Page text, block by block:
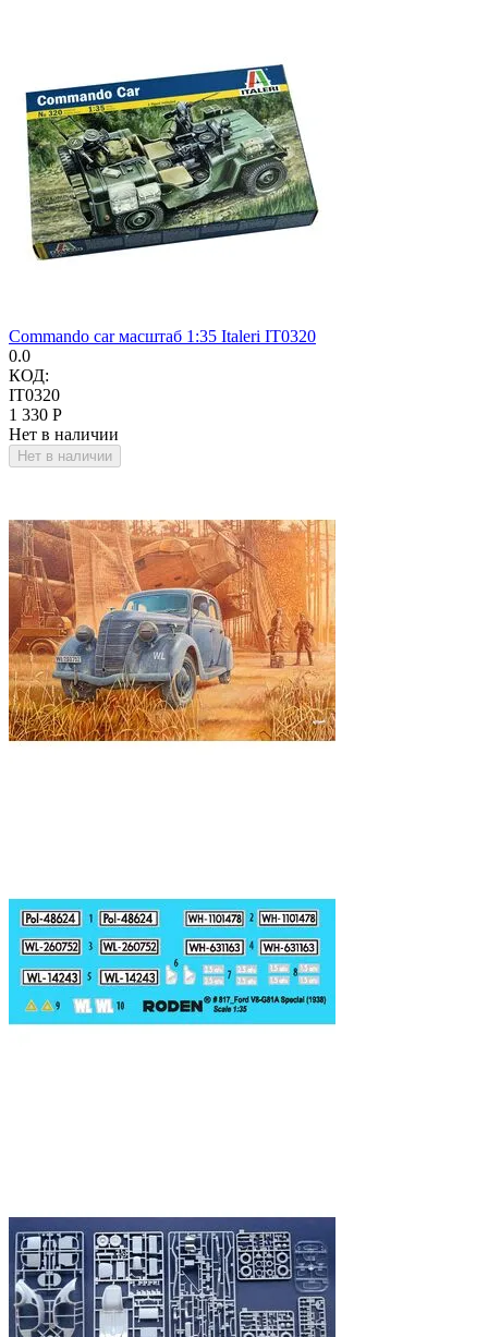
Commando car масштаб 1:35 Italeri IT0320
0.0
КОД:
IT0320
1 330 Р
Нет в наличии
Нет в наличии